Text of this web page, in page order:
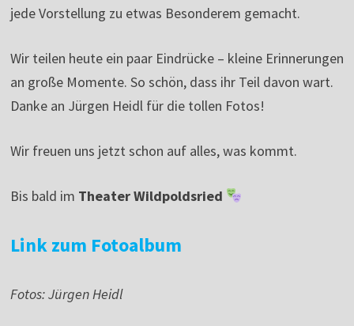
jede Vorstellung zu etwas Besonderem gemacht.
Wir teilen heute ein paar Eindrücke – kleine Erinnerungen
an große Momente. So schön, dass ihr Teil davon wart.
Danke an Jürgen Heidl für die tollen Fotos!
Wir freuen uns jetzt schon auf alles, was kommt.
Bis bald im Theater Wildpoldsried
Link zum Fotoalbum
Fotos: Jürgen Heidl